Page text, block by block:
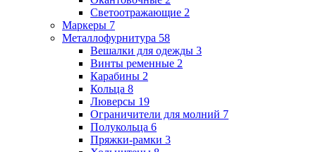
Светоотражающие 2
Маркеры 7
Металлофурнитура 58
Вешалки для одежды 3
Винты ременные 2
Карабины 2
Кольца 8
Люверсы 19
Ограничители для молний 7
Полукольца 6
Пряжки-рамки 3